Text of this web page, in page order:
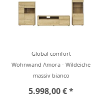
Global comfort
Wohnwand Amora - Wildeiche
massiv bianco
5.998,00 € *